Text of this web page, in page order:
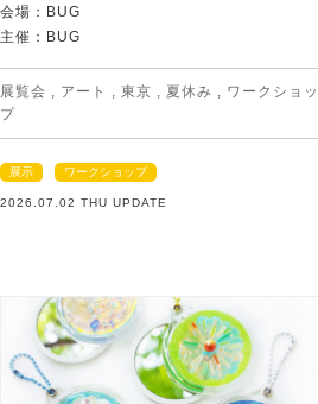
会場：BUG
主催：BUG
展覧会 , アート , 東京 , 夏休み , ワークショッ
プ
展示 ワークショップ
2026.07.02 THU UPDATE